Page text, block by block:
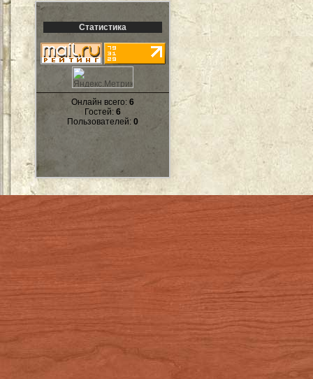
Статистика
Онлайн всего: 6
Гостей: 6
Пользователей: 0